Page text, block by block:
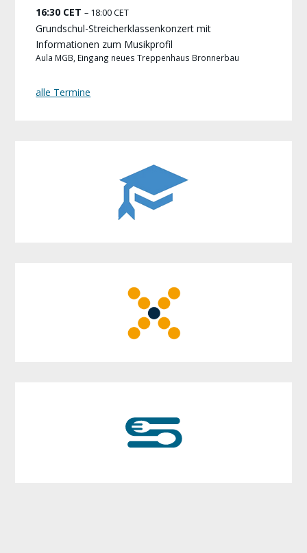
16:30 CET– 18:00 CET
Grundschul-Streicherklassenkonzert mit
Informationen zum Musikprofil
Aula MGB, Eingang neues Treppenhaus Bronnerbau
alle Termine